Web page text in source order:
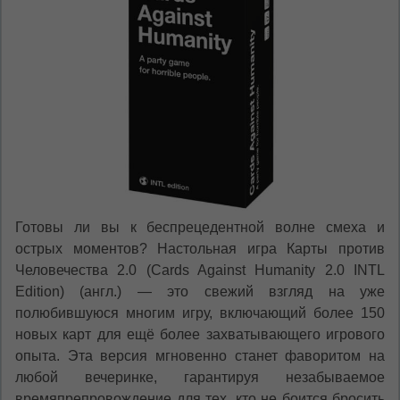
Готовы ли вы к беспрецедентной волне смеха и
острых моментов? Настольная игра Карты против
Человечества 2.0 (Cards Against Humanity 2.0 INTL
Edition) (англ.) — это свежий взгляд на уже
полюбившуюся многим игру, включающий более 150
новых карт для ещё более захватывающего игрового
опыта. Эта версия мгновенно станет фаворитом на
любой вечеринке, гарантируя незабываемое
RU